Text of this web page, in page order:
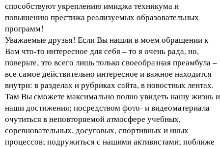
способствуют укреплению имиджа техникума и
повышению престижа реализуемых образовательных
программ!
Уважаемые друзья! Если Вы нашли в моем обращении к
Вам что-то интересное для себя – то я очень рада, но,
поверьте, это всего лишь только своеобразная преамбула –
все самое действительно интересное и важное находится
внутри: в разделах и рубриках сайта, в новостных лентах.
Там Вы сможете максимально полно увидеть нашу жизнь и
наши достижения; посредством фото- и видеоматериала
очутиться в неповторяемой атмосфере учебных,
соревновательных, досуговых, спортивных и иных
процессов; подружиться с нашими активистами; поближе